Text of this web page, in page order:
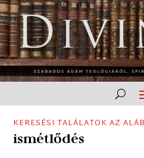
KERESÉSI TALÁLATOK AZ
ismétlődés